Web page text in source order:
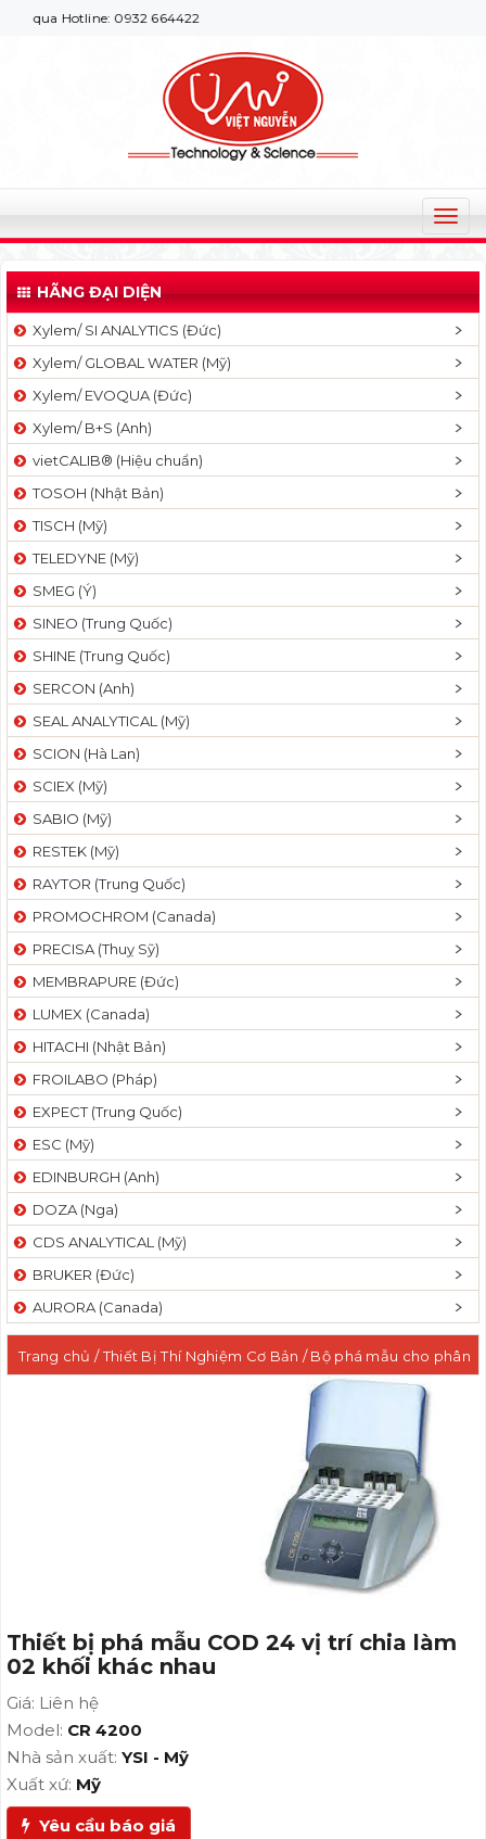
Hotline: 0932 664422
T
o
g
l
v
a
t
n
HÃNG ĐẠI DIỆN
Xylem/ SI ANALYTICS (Đức)
Xylem/ GLOBAL WATER (Mỹ)
Xylem/ EVOQUA (Đức)
Xylem/ B+S (Anh)
vietCALIB® (Hiệu chuẩn)
TOSOH (Nhật Bản)
TISCH (Mỹ)
TELEDYNE (Mỹ)
SMEG (Ý)
SINEO (Trung Quốc)
SHINE (Trung Quốc)
SERCON (Anh)
SEAL ANALYTICAL (Mỹ)
SCION (Hà Lan)
SCIEX (Mỹ)
SABIO (Mỹ)
RESTEK (Mỹ)
RAYTOR (Trung Quốc)
PROMOCHROM (Canada)
PRECISA (Thuỵ Sỹ)
MEMBRAPURE (Đức)
LUMEX (Canada)
HITACHI (Nhật Bản)
FROILABO (Pháp)
EXPECT (Trung Quốc)
ESC (Mỹ)
EDINBURGH (Anh)
DOZA (Nga)
CDS ANALYTICAL (Mỹ)
BRUKER (Đức)
AURORA (Canada)
Trang chủ /Thiết Bị Thí Nghiệm Cơ Bản /Bộ phá mẫu cho phân
tích kim loại, tổng Kjeldahl, tổng Photpho, COD… / Thiết bị phá
mẫu COD 24 vị trí chia làm 02 khối khác nhau
Thiết bị phá mẫu COD 24 vị trí chia làm
02 khối khác nhau
Giá: Liên hệ
Model: CR 4200
Nhà sản xuất: YSI - Mỹ
Xuất xứ: Mỹ
Yêu cầu báo giá